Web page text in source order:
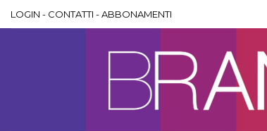
LOGIN - CONTATTI -ABBONAMENTI